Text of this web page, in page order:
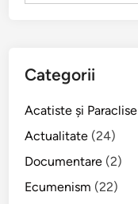
Categorii
Acatiste şi Paraclise
Actualitate (24)
Documentare (2)
Ecumenism (22)